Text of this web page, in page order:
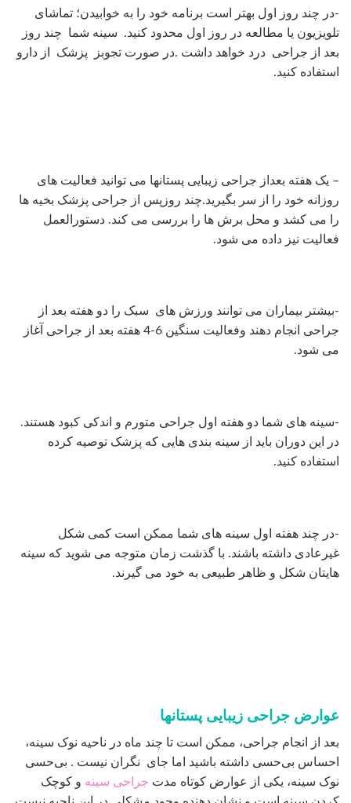
-در چند روز اول بهتر است برنامه خود را به خوابیدن؛ تماشای
تلویزیون یا مطالعه در روز اول محدود کنید. سینه شما چند روز
بعد از جراحی درد خواهد داشت .در صورت تجوبز پزشک از دارو
استفاده کنید.
– یک هفته بعداز جراحی زیبایی پستانها می توانید فعالیت های
روزانه خود را از سر بگیرید.چند روزپس از جراحی پزشک بخیه ها
را می کشد و محل برش ها را بررسی می کند. دستورالعمل
فعالیت نیز داده می شود.
-بیشتر بیماران می توانند ورزش های سبک را دو هفته بعد از
جراحی انجام دهند وفعالیت سنگین 6-4 هفته بعد از جراحی آغاز
می شود.
-سینه های شما دو هفته اول جراحی متورم و اندکی کبود هستند.
در این دوران باید از سینه بندی هایی که پزشک توصیه کرده
استفاده کنید.
-در چند هفته اول سینه های شما ممکن است کمی شکل
غیرعادی داشته باشند. با گذشت زمان متوجه می شوید که سینه
هایتان شکل و ظاهر طبیعی به خود می گیرند.
عوارض جراحی زیبایی پستانها
بعد از انجام جراحی، ممکن است تا چند ماه در ناحیه نوک سینه،
احساس بی‌حسی داشته باشید اما جای نگران نیست . بی‌حسی
نوک سینه، یکی از عوارض کوتاه مدت جراحی سینه و کوچک